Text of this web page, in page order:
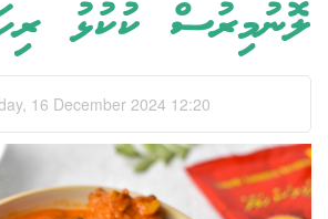
ލޮނުމިރުސް ކުކުޅު
16 December 2024 12:20